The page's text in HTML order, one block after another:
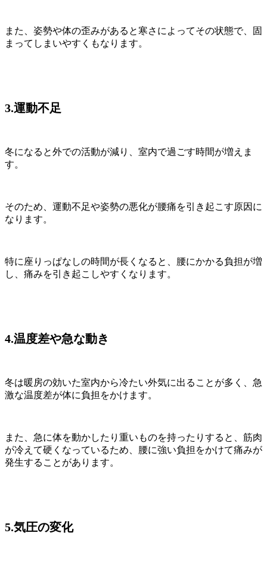
また、姿勢や体の歪みがあると寒さによってその状態で、固
まってしまいやすくもなります。
3.運動不足
冬になると外での活動が減り、室内で過ごす時間が増えま
す。
そのため、運動不足や姿勢の悪化が腰痛を引き起こす原因に
なります。
特に座りっぱなしの時間が長くなると、腰にかかる負担が増
し、痛みを引き起こしやすくなります。
4.温度差や急な動き
冬は暖房の効いた室内から冷たい外気に出ることが多く、急
激な温度差が体に負担をかけます。
また、急に体を動かしたり重いものを持ったりすると、筋肉
が冷えて硬くなっているため、腰に強い負担をかけて痛みが
発生することがあります。
5.気圧の変化